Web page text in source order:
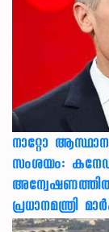
നാറ്റോ
സംശയം:
പ്രധാനമന്ത്രി